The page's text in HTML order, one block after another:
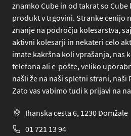
znamko Cube in od takrat so Cube
produkt v trgovini. Stranke cenijo
znanje na področju kolesarstva,
aktivni kolesarji in nekateri celo
imate kakršna koli vprašanja, nas
telefona ali e-pošte, veliko
našli že na naši spletni strani, naši
Zato vas vabimo tudi k prijavi na
Ihanska cesta 6, 1230 Domžale
01 721 13 94